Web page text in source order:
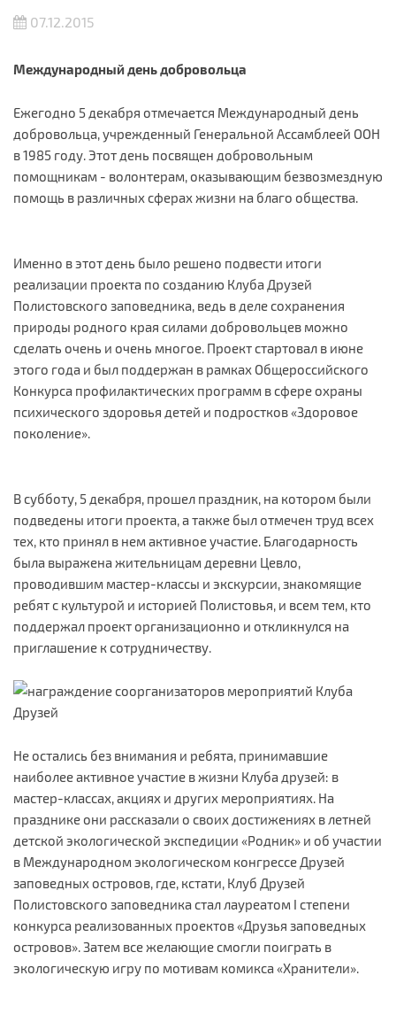
07.12.2015
Международный день добровольца
Ежегодно 5 декабря отмечается Международный день
добровольца, учрежденный Генеральной Ассамблеей ООН
в 1985 году. Этот день посвящен добровольным
помощникам - волонтерам, оказывающим безвозмездную
помощь в различных сферах жизни на благо общества.
Именно в этот день было решено подвести итоги
реализации проекта по созданию Клуба Друзей
Полистовского заповедника, ведь в деле сохранения
природы родного края силами добровольцев можно
сделать очень и очень многое. Проект стартовал в июне
этого года и был поддержан в рамках Общероссийского
Конкурса профилактических программ в сфере охраны
психического здоровья детей и подростков «Здоровое
поколение».
В субботу, 5 декабря, прошел праздник, на котором были
подведены итоги проекта, а также был отмечен труд всех
тех, кто принял в нем активное участие. Благодарность
была выражена жительницам деревни Цевло,
проводившим мастер-классы и экскурсии, знакомящие
ребят с культурой и историей Полистовья, и всем тем, кто
поддержал проект организационно и откликнулся на
приглашение к сотрудничеству.
Не остались без внимания и ребята, принимавшие
наиболее активное участие в жизни Клуба друзей: в
мастер-классах, акциях и других мероприятиях. На
празднике они рассказали о своих достижениях в летней
детской экологической экспедиции «Родник» и об участии
в Международном экологическом конгрессе Друзей
заповедных островов, где, кстати, Клуб Друзей
Полистовского заповедника стал лауреатом I степени
конкурса реализованных проектов «Друзья заповедных
островов». Затем все желающие смогли поиграть в
экологическую игру по мотивам комикса«Хранители».